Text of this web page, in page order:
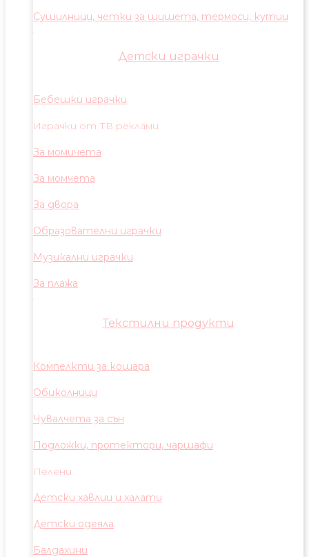
Сушилници, четки за шишета, термоси, кутии
Детски играчки
Бебешки играчки
Играчки от ТВ реклами
За момичета
За момчета
За двора
Образователни играчки
Музикални играчки
За плажа
Текстилни продукти
Компелкти за кошара
Обиколници
Чувалчета за сън
Подложки, протектори, чаршафи
Пелени
Детски хавлии и халати
Детски одеяла
Балдахини